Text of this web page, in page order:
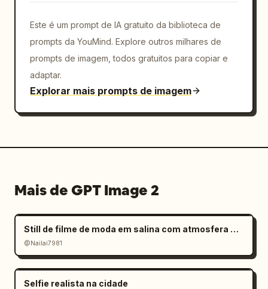
Este é um prompt de IA gratuito da biblioteca de
prompts da YouMind. Explore outros milhares de
prompts de imagem, todos gratuitos para copiar e
adaptar.
Explorar mais prompts de imagem
Mais de GPT Image 2
Still de filme de moda em salina com atmosfera melancólica
@Nailai7981
Selfie realista na cidade